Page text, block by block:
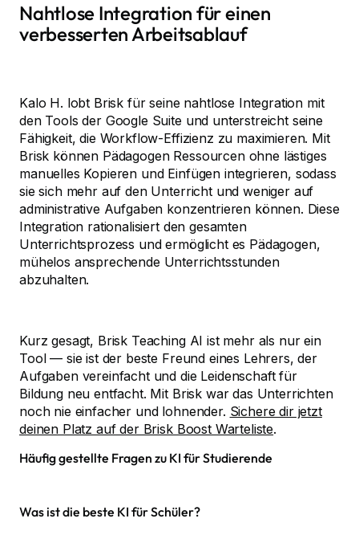
Nahtlose Integration für einen
verbesserten Arbeitsablauf
Kalo H. lobt Brisk für seine nahtlose Integration mit
den Tools der Google Suite und unterstreicht seine
Fähigkeit, die Workflow-Effizienz zu maximieren. Mit
Brisk können Pädagogen Ressourcen ohne lästiges
manuelles Kopieren und Einfügen integrieren, sodass
sie sich mehr auf den Unterricht und weniger auf
administrative Aufgaben konzentrieren können. Diese
Integration rationalisiert den gesamten
Unterrichtsprozess und ermöglicht es Pädagogen,
mühelos ansprechende Unterrichtsstunden
abzuhalten.
Kurz gesagt, Brisk Teaching AI ist mehr als nur ein
Tool — sie ist der beste Freund eines Lehrers, der
Aufgaben vereinfacht und die Leidenschaft für
Bildung neu entfacht. Mit Brisk war das Unterrichten
noch nie einfacher und lohnender. Sichere dir jetzt
deinen Platz auf der Brisk Boost Warteliste.
Häufig gestellte Fragen zu KI für Studierende
Was ist die beste KI für Schüler?